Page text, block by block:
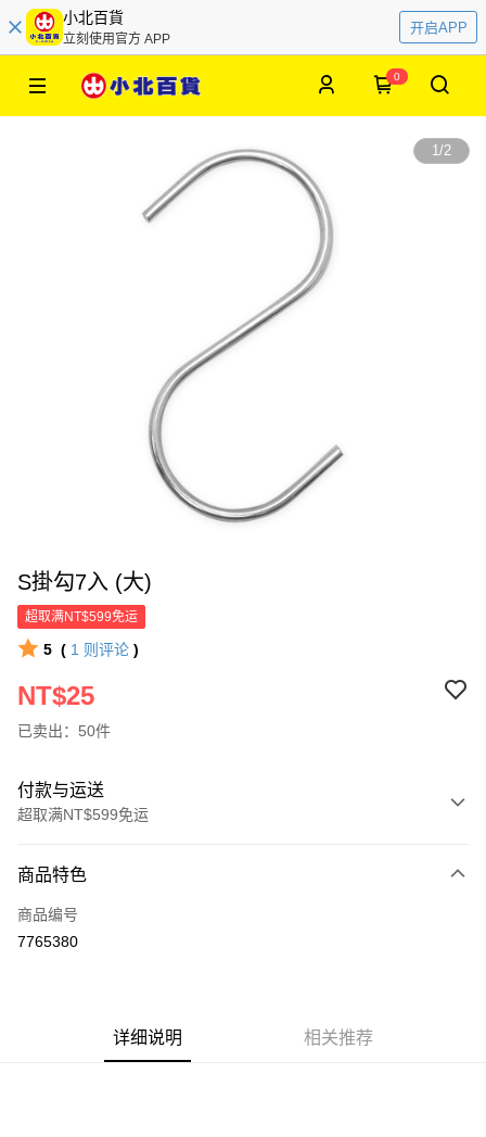
小北百貨
立刻使用官方 APP
开启APP
0
1/2
S掛勾7入 (大)
超取满NT$599免运
5 ( 1 则评论 )
NT$25
已卖出：50件
付款与运送
超取满NT$599免运
信用卡一次付款
超商取货付款
商品特色
商品编号
7765380
详细说明 相关推荐